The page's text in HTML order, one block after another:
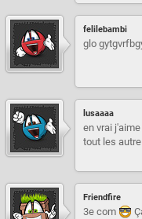
felilebambi
glo
lusaaaa
en vrai
tout les
Friendfire
3e com